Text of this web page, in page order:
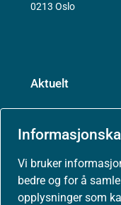
Vi bruker
bedre og for å
opplysninger som
0213 Oslo
Aktuelt
Høringer